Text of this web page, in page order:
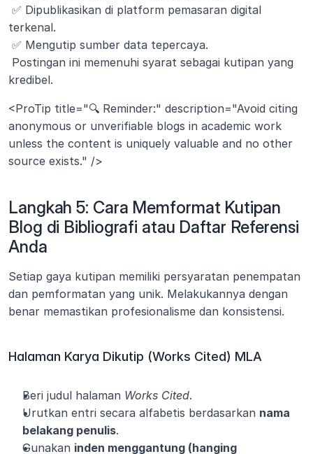
terkenal.
✅ Mengutip sumber data tepercaya.
kredibel.
<ProTip title="🔍 Reminder:" description="Avoid citing
anonymous or unverifiable blogs in academic work
unless the content is uniquely valuable and no other
source exists." />
Langkah 5: Cara Memformat Kutipan
Blog di Bibliografi atau Daftar Referensi
Anda
Setiap gaya kutipan memiliki persyaratan penempatan
dan pemformatan yang unik. Melakukannya dengan
benar memastikan profesionalisme dan konsistensi.
Halaman Karya Dikutip (Works Cited) MLA
Beri judul halaman Works Cited.
Urutkan entri secara alfabetis berdasarkan nama
belakang penulis.
Gunakan inden menggantung (hanging